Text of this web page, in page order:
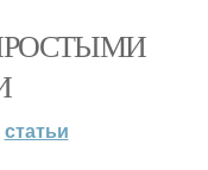
статьи